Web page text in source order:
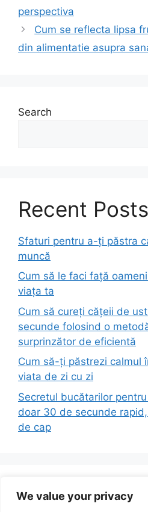
We value your privacy
perspectiva
Cum se reflecta lipsa
din alimentatie asupra
Search
Recent Posts
Sfaturi pentru a-ți păstra
muncă
Cum să le faci față
viața ta
Cum să cureți cățeii de
secunde folosind o
surprinzător de eficientă
Cum să-ți păstrezi calmul
viata de zi cu zi
Secretul bucătarilor
doar 30 de secunde
de cap
Recent